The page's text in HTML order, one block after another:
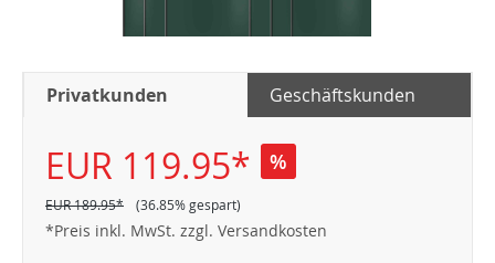
Privatkunden Geschäftskunden
EUR 119.95* %
EUR 189.95* (36.85% gespart)
*Preis inkl. MwSt. zzgl. Versandkosten